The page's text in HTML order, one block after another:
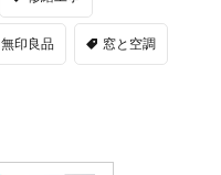
無印良品 窓と空調